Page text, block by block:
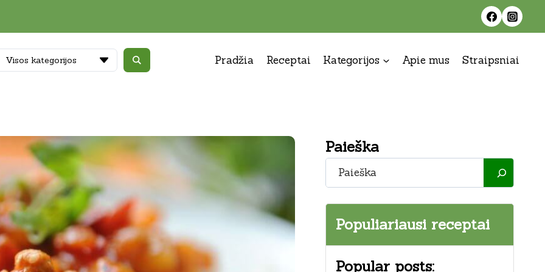
Visos kategorijos Pradžia Receptai Kategorijos Apie mus Straipsniai
Paieška
Paieška
Populiariausi receptai
Popular posts: